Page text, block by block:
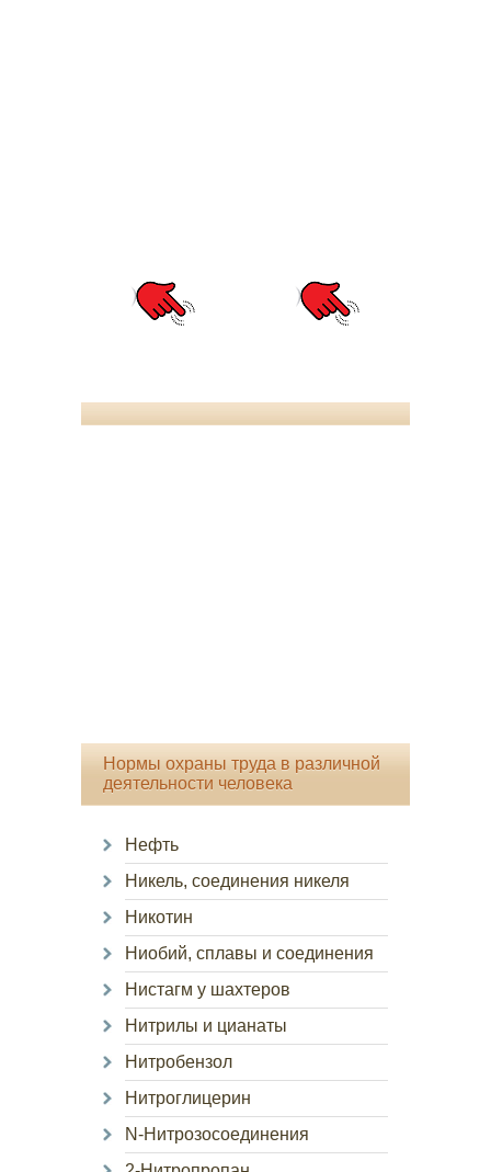
Нормы охраны труда в различной
деятельности человека
Нефть
Никель, соединения никеля
Никотин
Ниобий, сплавы и соединения
Нистагм у шахтеров
Нитрилы и цианаты
Нитробензол
Нитроглицерин
N-Нитрозосоединения